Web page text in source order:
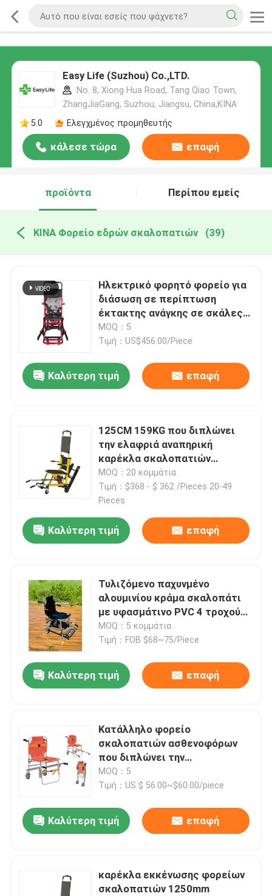
Easy Life (Suzhou) Co.,LTD.
No. 8, Xiong Hua Road, Tang Qiao Town,
ZhangJiaGang, Suzhou, Jiangsu, China,ΚΙΝΑ
5.0
Ελεγχμένος προμηθευτής
κάλεσε τώρα επαφή
προϊόντα Περίπου εμείς
ΚΙΝΑ Φορείο εδρών σκαλοπατιών (39)
Ηλεκτρικό φορητό φορείο για
διάσωση σε περίπτωση
έκτακτης ανάγκης σε σκάλες
και διαδρόμους
MOQ：5
Τιμή：US$456.00/Piece
Καλύτερη τιμή επαφή
125CM 159KG που διπλώνει
την ελαφριά αναπηρική
καρέκλα σκαλοπατιών
Handtruck για τα άτομα με
ειδικές ανάγκες
MOQ：20 κομμάτια
Τιμή：$368 - $ 362 /Pieces 20-49
Pieces
Καλύτερη τιμή επαφή
Τυλιζόμενο παχυνμένο
αλουμινίου κράμα σκαλοπάτι
με υφασμάτινο PVC 4 τροχούς
και 6 λαβές
MOQ：5 κομμάτια
Τιμή：FOB $68~75/Piece
Καλύτερη τιμή επαφή
Κατάλληλο φορείο
σκαλοπατιών ασθενοφόρων
που διπλώνει την
αντιολισθητική αλυσίδα
MOQ：5
Τιμή：US $ 56.00~$60.00/piece
Καλύτερη τιμή επαφή
καρέκλα εκκένωσης φορείων
σκαλοπατιών 1250mm